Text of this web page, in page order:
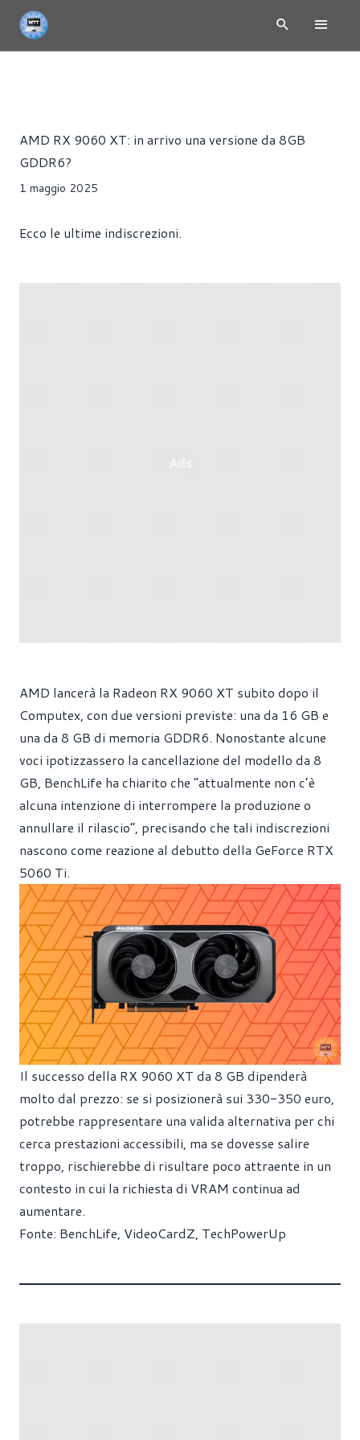
AMD RX 9060 XT: in arrivo una versione da 8GB
GDDR6?
1 maggio 2025
Ecco le ultime indiscrezioni.
AMD lancerà la Radeon RX 9060 XT subito dopo il
Computex, con due versioni previste: una da 16 GB e
una da 8 GB di memoria GDDR6. Nonostante alcune
voci ipotizzassero la cancellazione del modello da 8
GB, BenchLife ha chiarito che “attualmente non c’è
alcuna intenzione di interrompere la produzione o
annullare il rilascio”, precisando che tali indiscrezioni
nascono come reazione al debutto della GeForce RTX
5060 Ti.
Il successo della RX 9060 XT da 8 GB dipenderà
molto dal prezzo: se si posizionerà sui 330-350 euro,
potrebbe rappresentare una valida alternativa per chi
cerca prestazioni accessibili, ma se dovesse salire
troppo, rischierebbe di risultare poco attraente in un
contesto in cui la richiesta di VRAM continua ad
aumentare.
Fonte: BenchLife, VideoCardZ, TechPowerUp